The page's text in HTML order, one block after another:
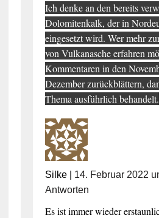
Ich denke an den bereits
Dolomitenkalk, der in
eingesetzt wird. Wer mehr
von Vulkanasche erfahren
Kommentaren in den
Dezember zurückblättern,
Thema ausführlich behandelt.
Silke| 14. Februar 2022
Antworten
Es ist immer wieder